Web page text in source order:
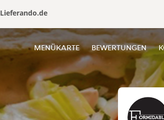
Lieferando.de
MENÜKARTE BEWERTUNGEN